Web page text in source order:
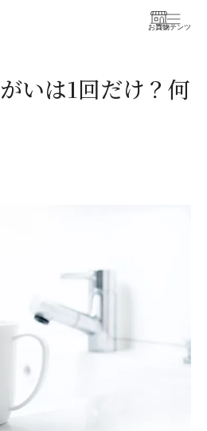
お買物
コンテンツ
いは1回だけ？何